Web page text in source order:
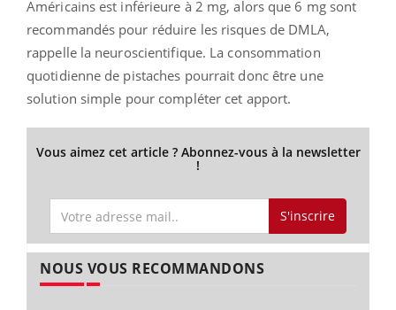
Américains est inférieure à 2 mg, alors que 6 mg sont
recommandés pour réduire les risques de DMLA,
rappelle la neuroscientifique. La consommation
quotidienne de pistaches pourrait donc être une
solution simple pour compléter cet apport.
Vous aimez cet article ? Abonnez-vous à la newsletter
!
S'inscrire
NOUS VOUS RECOMMANDONS